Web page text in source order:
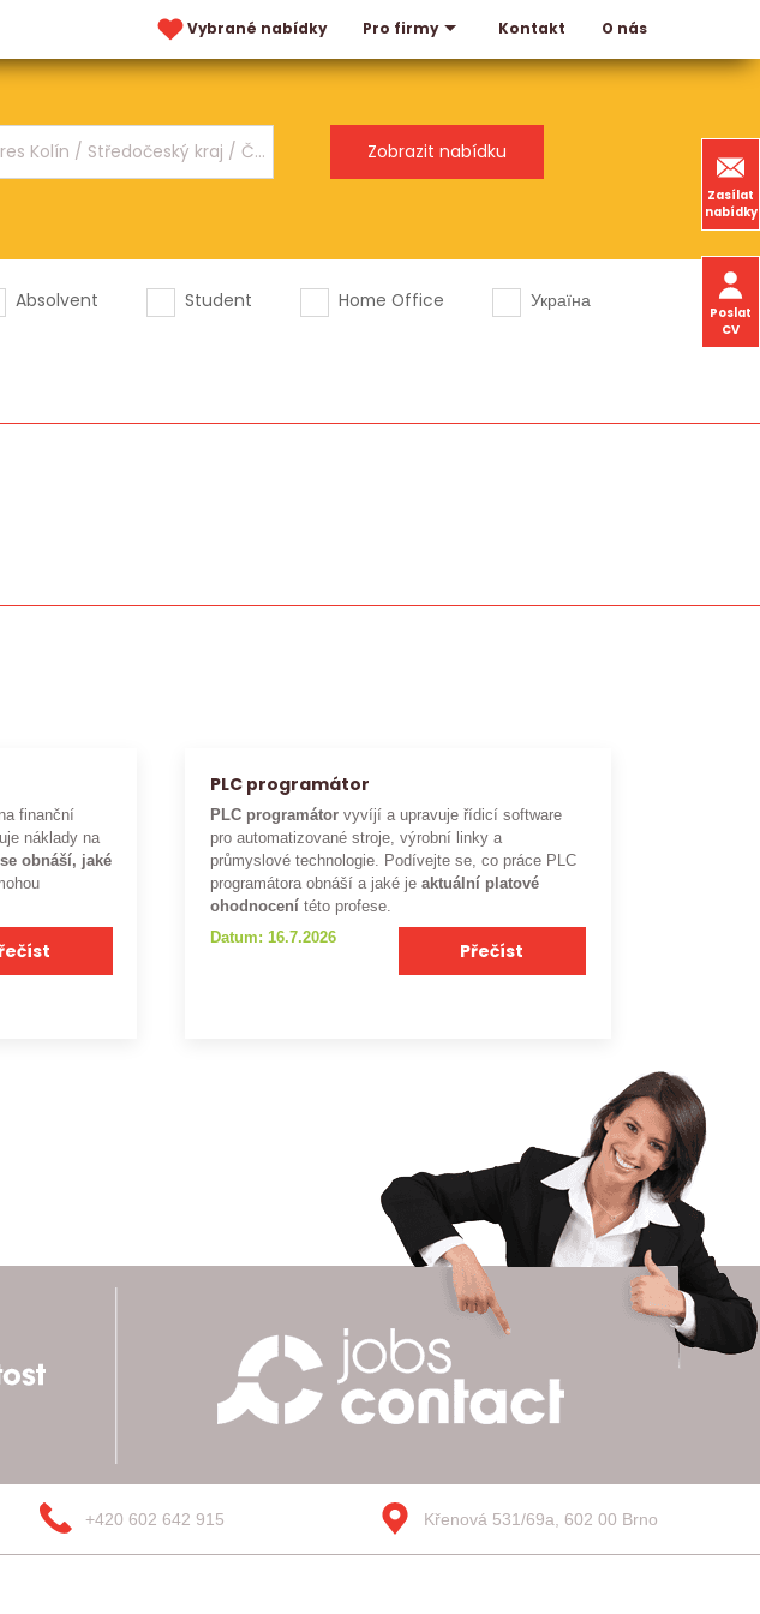
Vybrané nabídky Pro firmy Kontakt O nás
Zasílat
nabídky
Poslat
CV
Absolvent Student Home Office
Україна
finanční
náklady na
obnáší, jaké
PLC programátor
PLC programátor vyvíjí a upravuje řídicí software
pro automatizované stroje, výrobní linky a
průmyslové technologie. Podívejte se, co práce PLC
programátora obnáší a jaké je aktuální platové
ohodnocení této profese.
Datum: 16.7.2026
Přečíst
+420 602 642 915 Křenová 531/69a, 602 00 Brno